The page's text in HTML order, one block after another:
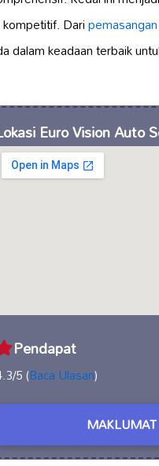
Dari
dalam keadaan terbaik
Euro Vision Auto
Pendapat
5 (Baca Ulasan)